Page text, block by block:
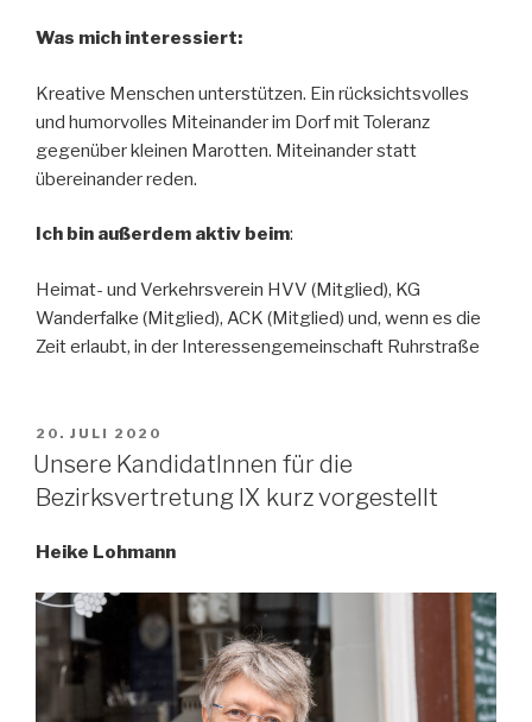
Was mich interessiert:
Kreative Menschen unterstützen. Ein rücksichtsvolles
und humorvolles Miteinander im Dorf mit Toleranz
gegenüber kleinen Marotten. Miteinander statt
übereinander reden.
Ich bin außerdem aktiv beim:
Heimat- und Verkehrsverein HVV (Mitglied), KG
Wanderfalke (Mitglied), ACK (Mitglied) und, wenn es die
Zeit erlaubt, in der Interessengemeinschaft Ruhrstraße
VERÖFFENTLICHT
AM
20. JULI 2020
Unsere KandidatInnen für die
Bezirksvertretung IX kurz vorgestellt
Heike Lohmann